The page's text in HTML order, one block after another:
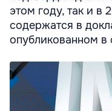
этом году, так и в
содержатся в
опубликованном в